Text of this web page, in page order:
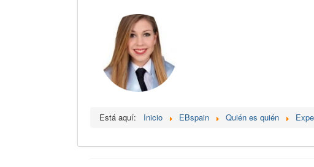
Está aquí: Inicio EBspain Quién es quién